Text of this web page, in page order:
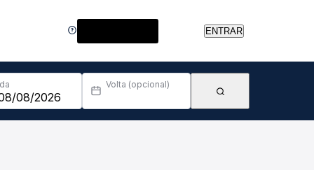
ENTRAR
Volta (opcional)